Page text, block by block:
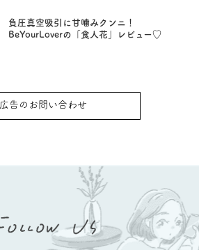
負圧真空吸引に甘噛みクンニ！
BeYourLoverの「食人花」レビュー♡
広告のお問い合わせ